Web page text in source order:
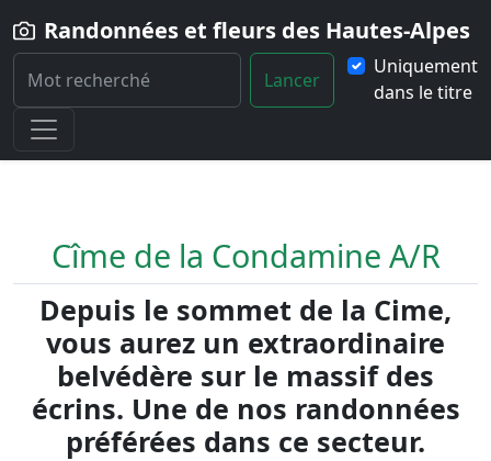
Randonnées et fleurs des Hautes-Alpes
Lancer
Uniquement
dans le titre
Home
Randonnée Cime-de-la-Condamine-AR
Cîme de la Condamine A/R
Depuis le sommet de la Cime,
vous aurez un extraordinaire
belvédère sur le massif des
écrins. Une de nos randonnées
préférées dans ce secteur.